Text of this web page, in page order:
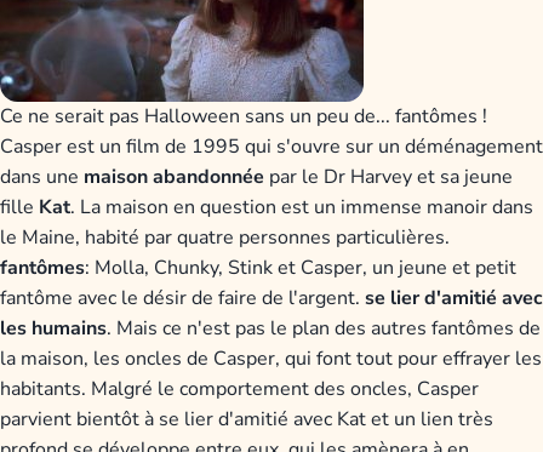
Ce ne serait pas Halloween sans un peu de... fantômes !
Casper est un film de 1995 qui s'ouvre sur un déménagement
dans une maison abandonnée par le Dr Harvey et sa jeune
fille Kat. La maison en question est un immense manoir dans
le Maine, habité par quatre personnes particulières.
fantômes: Molla, Chunky, Stink et Casper, un jeune et petit
fantôme avec le désir de faire de l'argent. se lier d'amitié avec
les humains. Mais ce n'est pas le plan des autres fantômes de
la maison, les oncles de Casper, qui font tout pour effrayer les
habitants. Malgré le comportement des oncles, Casper
parvient bientôt à se lier d'amitié avec Kat et un lien très